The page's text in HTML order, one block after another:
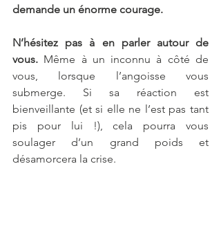
demande un énorme courage.
N’hésitez pas à en parler autour de
vous. Même à un inconnu à côté de
vous, lorsque l’angoisse vous
submerge. Si sa réaction est
bienveillante (et si elle ne l’est pas tant
pis pour lui !), cela pourra vous
soulager d’un grand poids et
désamorcera la crise.